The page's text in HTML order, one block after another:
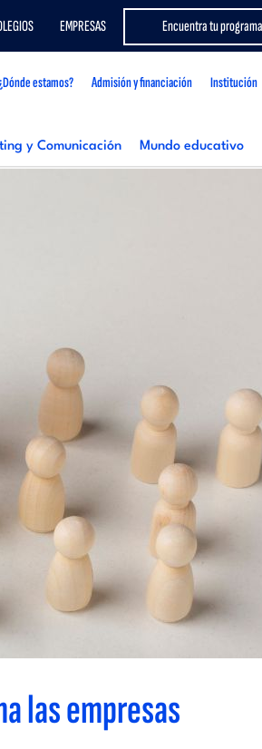
EMPRESAS Encuentra tu programa
estamos? Admisión y financiación Institución
y Comunicación Mundo educativo
las empresas